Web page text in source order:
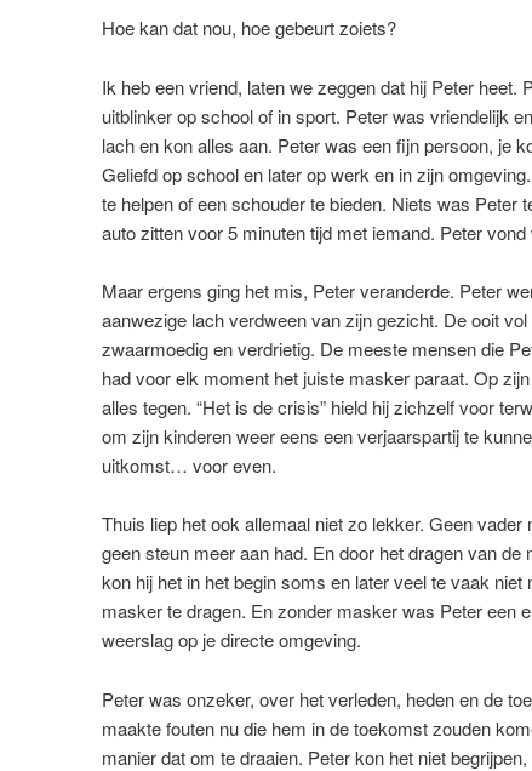
Hoe kan dat nou, hoe gebeurt zoiets?
Ik heb een vriend, laten we zeggen dat hij Peter heet.
uitblinker op school of in sport. Peter was vriendelijk
lach en kon alles aan. Peter was een fijn persoon, je
Geliefd op school en later op werk en in zijn
te helpen of een schouder te bieden. Niets was Peter
auto zitten voor 5 minuten tijd met iemand. Peter vond
Maar ergens ging het mis, Peter veranderde. Peter
aanwezige lach verdween van zijn gezicht. De ooit
zwaarmoedig en verdrietig. De meeste mensen die
had voor elk moment het juiste masker paraat. Op
alles tegen. “Het is de crisis” hield hij zichzelf voor
om zijn kinderen weer eens een verjaarspartij te
uitkomst… voor even.
Thuis liep het ook allemaal niet zo lekker. Geen
geen steun meer aan had. En door het dragen van
kon hij het in het begin soms en later veel te vaak
masker te dragen. En zonder masker was Peter een
weerslag op je directe omgeving.
Peter was onzeker, over het verleden, heden en de
maakte fouten nu die hem in de toekomst zouden
manier dat om te draaien. Peter kon het niet